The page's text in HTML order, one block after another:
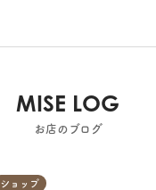
MISE LOG
お店のブログ
ショップ